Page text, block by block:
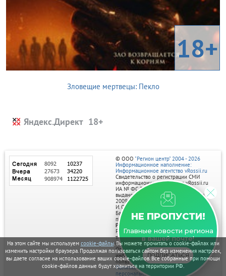
На этом сайте мы используем cookie-файлы. Вы можете прочитать о cookie-файлах или
изменить настройки браузера. Продолжая пользоваться сайтом без изменения настроек,
вы даете согласие на использование ваших cookie-файлов. Все собранные при помощи
cookie-файлов данные будут храниться на территории РФ.
18+
Зловещие мертвецы: Пекло
Яндекс.Директ
НЕ ПРОПУСТИ!
Главные новости региона
в вашей почте!
ПОДПИСАТЬСЯ
© ООО "Регион центр" 2004 - 2026
Информационное наполнение:
Информационное агентство vRossii.ru
Свидетельство о регистрации СМИ
информационного агентства vRossii.ru
ИА № ФС 77‑35502
выдано РОСКОМНАДЗОРом 04 марта
2009г.
И. О. Главного редактора Нарыков А. Н.
Баннеры на портале размещаются на
правах рекламы.
Реклама на портале:
Рекламное агентство "Умный маркетинг"
тел. 7-910-267-70-40,
email: umnyy.marketing@yandex.ru
Отдельные публикации могут содержать
информацию, не предназначенную для
пользователей до 18 лет.
Политика в отношении обработки
персональных данных